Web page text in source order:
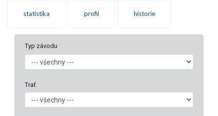
statistika profil historie
Typ závodu
Trať